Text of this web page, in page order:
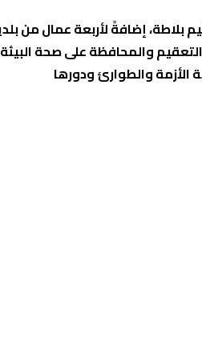
بلاطة عمال صحة البيئة البالغ عددهم 20عاملاً في مخيم بلاطة، إضافةً
والمحافظة على صحة
والطوارئ ودورها